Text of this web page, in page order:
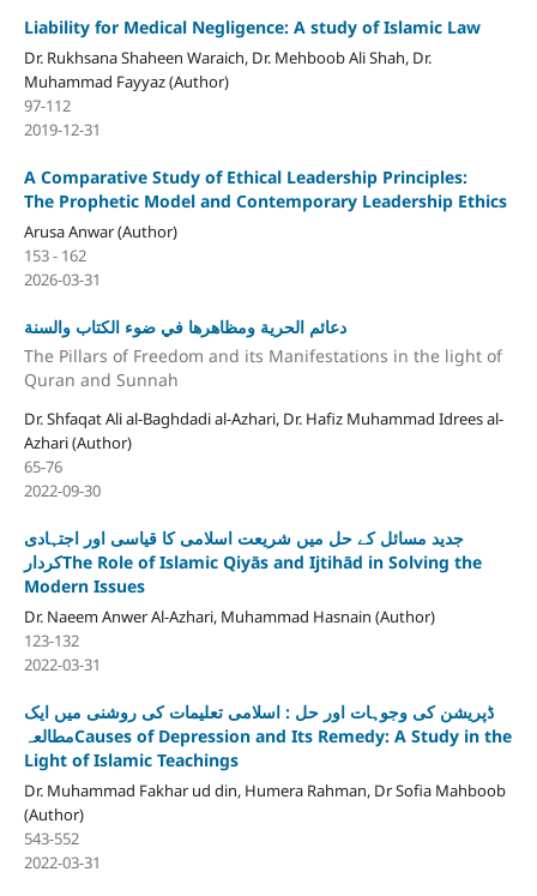
Liability for Medical Negligence: A study of Islamic Law
Dr. Rukhsana Shaheen Waraich, Dr. Mehboob Ali Shah, Dr.
Muhammad Fayyaz (Author)
97-112
2019-12-31
A Comparative Study of Ethical Leadership Principles:
The Prophetic Model and Contemporary Leadership Ethics
Arusa Anwar (Author)
153 - 162
2026-03-31
دعائم الحرية ومظاهرها في ضوء الكتاب والسنة
The Pillars of Freedom and its Manifestations in the light of
Quran and Sunnah
Dr. Shfaqat Ali al-Baghdadi al-Azhari, Dr. Hafiz Muhammad Idrees al-
Azhari (Author)
65-76
2022-09-30
جدید مسائل کے حل میں شریعت اسلامی کا قیاسی اور اجتہادی
کردارThe Role of Islamic Qiyās and Ijtihād in Solving the
Modern Issues
Dr. Naeem Anwer Al-Azhari, Muhammad Hasnain (Author)
123-132
2022-03-31
ڈپریشن کی وجوہات اور حل : اسلامی تعلیمات کی روشنی میں ایک
مطالعہCauses of Depression and Its Remedy: A Study in the
Light of Islamic Teachings
Dr. Muhammad Fakhar ud din, Humera Rahman, Dr Sofia Mahboob
(Author)
543-552
2022-03-31